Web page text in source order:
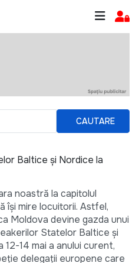
CAUTARE
Baltice şi Nordice la
noastră la capitolul
îşi mire locuitorii. Astfel,
Moldova devine gazda unui
Statelor Baltice şi
14 mai a anului curent,
delegaţii europene care